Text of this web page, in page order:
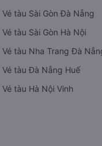
Vé tàu Sài Gòn Đà Nẵng
Vé tàu Sài Gòn Hà Nội
Vé tàu Nha Trang Đà
Vé tàu Đà Nẵng Huế
Vé tàu Hà Nội Vinh